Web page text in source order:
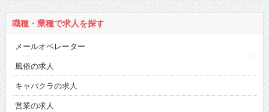
職種・業種で求人を探す
メールオペレーター
風俗の求人
キャバクラの求人
営業の求人